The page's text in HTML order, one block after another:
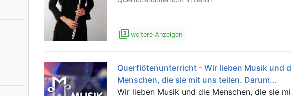
filter_3 weitere Anzeigen
Querflötenunterricht - Wir lieben Musik und
Menschen, die sie mit uns teilen. Darum...
Wir lieben Musik und die Menschen, die sie